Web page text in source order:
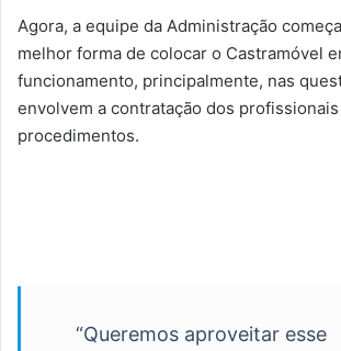
Agora, a equipe da Administração
melhor forma de colocar o Castramóvel
funcionamento, principalmente, nas
envolvem a contratação dos
procedimentos.
“Queremos aproveitar esse